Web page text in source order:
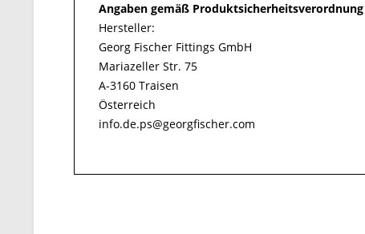
Angaben gemäß Produktsicherheitsverordnung
Hersteller:
Georg Fischer Fittings GmbH
Mariazeller Str. 75
A-3160 Traisen
Österreich
info.de.ps@georgfischer.com